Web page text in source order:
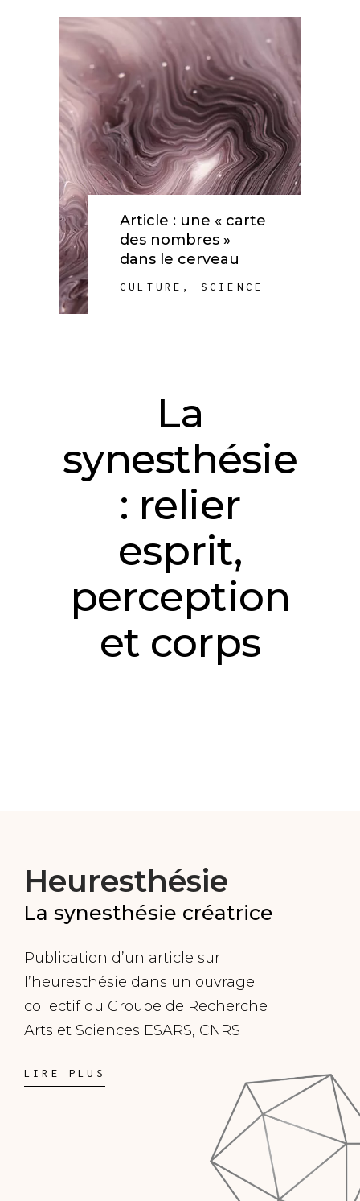
Article : une « carte
des nombres »
dans le cerveau
CULTURE , SCIENCE
La
synesthésie
: relier
esprit,
perception
et corps
LIRE PLUS
La synesthésie créatrice
Publication d’un article sur
l’heuresthésie dans un ouvrage
collectif du Groupe de Recherche
Arts et Sciences ESARS, CNRS
Heuresthésie